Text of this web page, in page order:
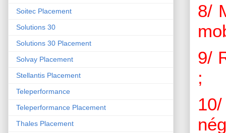
8/
9/
;
Soitec Placement
Solutions 30
Solutions 30 Placement
Solvay Placement
Stellantis Placement
Teleperformance
Teleperformance Placement
Thales Placement